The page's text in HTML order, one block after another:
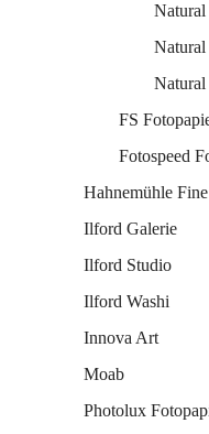
Natural
FS
Fotospeed
Hahnemühle
Ilford Galerie
Ilford Studio
Ilford Washi
Innova Art
Moab
Photolux